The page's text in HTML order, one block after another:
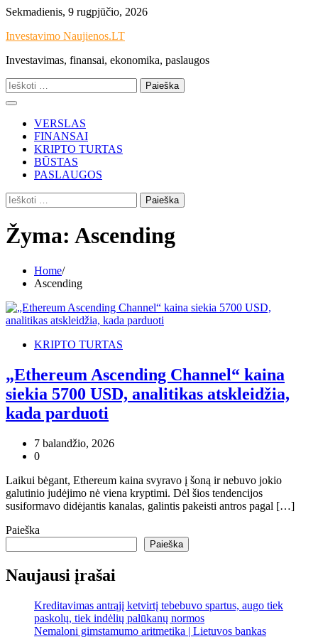
Skip
content
Sekmadienis, 9 rugpjūčio, 2026
Investavimo Naujienos.LT
Investavimas, finansai, ekonomika, paslaugos
Ieškoti:
VERSLAS
FINANSAI
KRIPTO TURTAS
BŪSTAS
PASLAUGOS
Ieškoti:
Žyma: Ascending
Home
Ascending
KRIPTO TURTAS
„Ethereum Ascending Channel“ kaina
siekia 5700 USD, analitikas atskleidžia,
kada parduoti
7 balandžio, 2026
0
Laikui bėgant, Ethereum kaina svyravo į šoną ir nebuvo jokio
galutinio judėjimo nė viena kryptimi. Dėl šios tendencijos
susiformavo didėjantis kanalas, galintis pakeisti antros pagal […]
Paieška
Paieška
Naujausi įrašai
Kreditavimas antrąjį ketvirtį tebebuvo spartus, augo tiek
paskolų, tiek indėlių palūkanų normos
Nemaloni gimstamumo aritmetika | Lietuvos bankas